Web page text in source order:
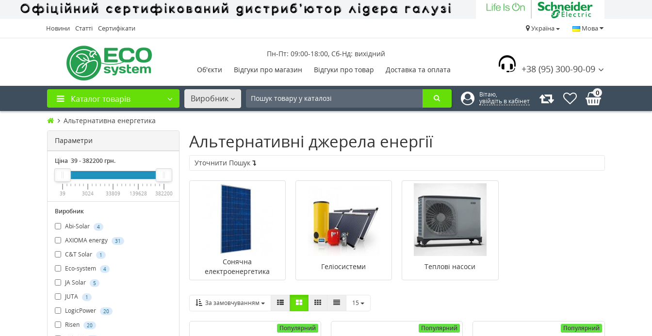
Новини Статті Сертифікати Мова
Україна
+38 (95) 300-90-09
Пн-Пт: 09:00-18:00, Сб-Нд: вихідний
Об'єкти
Відгуки про магазин Відгуки про товар Доставка та оплата
Каталог товарів Виробник
Вітаю,
увійдіть в кабінет
0
Альтернативна енергетика
Параметри
Ціна 39-382200 грн.
39 3024 33809 139628 382200
Виробник
Abi-Solar
4
AXIOMA energy 31
C&T Solar 1
Eco-system 4
JA Solar 5
JUTA 1
LogicPower 20
Risen 20
Альтернативні джерела енергії
Уточнити Пошук
Сонячна
електроенергетика
Геліосистеми Теплові насоси
За замовчуванням 15
Популярний Популярний Популярний